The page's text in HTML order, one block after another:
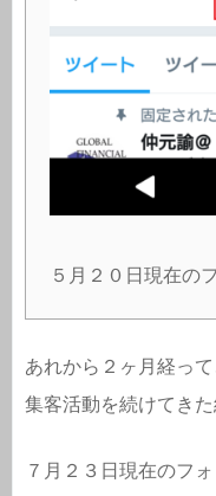
５月２０日現在の
あれから２ヶ月経って
集客活動を続けてき
７月２３日現在のフォ